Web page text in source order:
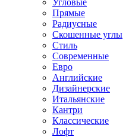
Прямые
Радиусные
Скошенные углы
Стиль
Современные
Евро
Английские
Дизайнерские
Итальянские
Кантри
Классические
Лофт